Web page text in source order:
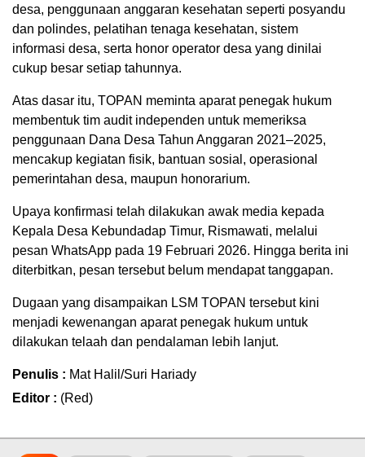
desa, penggunaan anggaran kesehatan seperti posyandu
dan polindes, pelatihan tenaga kesehatan, sistem
informasi desa, serta honor operator desa yang dinilai
cukup besar setiap tahunnya.
Atas dasar itu, TOPAN meminta aparat penegak hukum
membentuk tim audit independen untuk memeriksa
penggunaan Dana Desa Tahun Anggaran 2021–2025,
mencakup kegiatan fisik, bantuan sosial, operasional
pemerintahan desa, maupun honorarium.
Upaya konfirmasi telah dilakukan awak media kepada
Kepala Desa Kebundadap Timur, Rismawati, melalui
pesan WhatsApp pada 19 Februari 2026. Hingga berita ini
diterbitkan, pesan tersebut belum mendapat tanggapan.
Dugaan yang disampaikan LSM TOPAN tersebut kini
menjadi kewenangan aparat penegak hukum untuk
dilakukan telaah dan pendalaman lebih lanjut.
Penulis : Mat Halil/Suri Hariady
Editor : (Red)